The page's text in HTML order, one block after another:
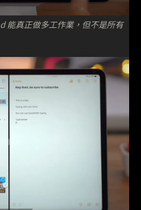
能真正做多工作業，但不是所有